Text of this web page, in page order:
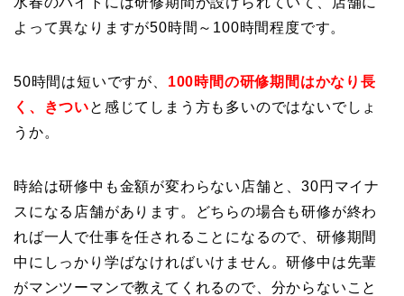
よって異なりますが50時間～100時間程度です。
50時間は短いですが、 100時間の研修期間はかなり長
く、きついと感じてしまう方も多いのではないでしょ
うか。
時給は研修中も金額が変わらない店舗と、30円マイナ
スになる店舗があります。どちらの場合も研修が終わ
れば一人で仕事を任されることになるので、研修期間
中にしっかり学ばなければいけません。研修中は先輩
がマンツーマンで教えてくれるので、分からないこと